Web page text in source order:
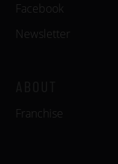
Facebook
Newsletter
Franchise